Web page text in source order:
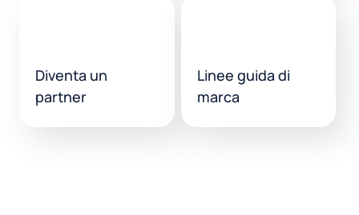
Diventa un
partner
Linee guida di
marca